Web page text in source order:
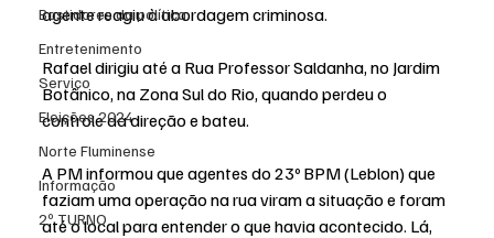
Bastidores da política
Entretenimento
Serviço
Eleições 2024
Norte Fluminense
Informação
2º TURNO
agente reagiu à abordagem criminosa.
Rafael dirigiu até a Rua Professor Saldanha, no Jardim
Botânico, na Zona Sul do Rio, quando perdeu o
controle da direção e bateu.
A PM informou que agentes do 23º BPM (Leblon) que
faziam uma operação na rua viram a situação e foram
até o local para entender o que havia acontecido. Lá,